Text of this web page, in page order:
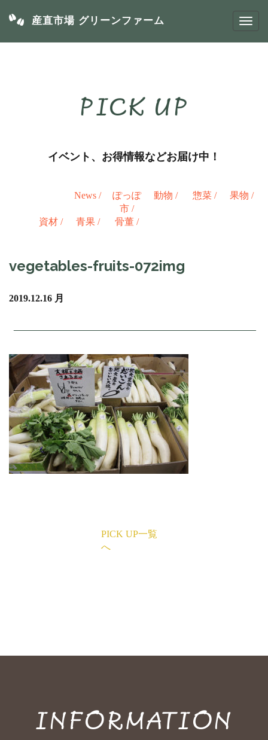
産直市場 グリーンファーム
PICK UP
イベント、お得情報などお届け中！
News /
ぽっぽ
市 /
動物 / 惣菜 / 果物 /
資材 / 青果 / 骨董 /
vegetables-fruits-072img
2019.12.16 月
PICK UP一覧
へ
INFORMATION